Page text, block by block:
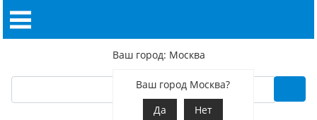
Ваш город: Москва
Ваш город Москва?
Да
Нет